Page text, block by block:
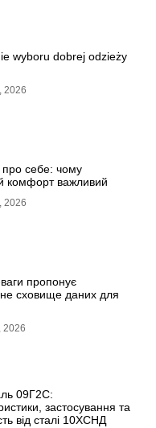
wyboru dobrej odzieży
2026
про себе: чому
комфорт важливий
2026
пропонує
сховище даних для
2026
09Г2С:
застосування та
від сталі 10ХСНД